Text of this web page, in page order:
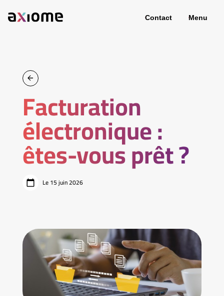
Contact Menu
Facturation
électronique :
êtes-vous prêt ?
Le 15 juin 2026